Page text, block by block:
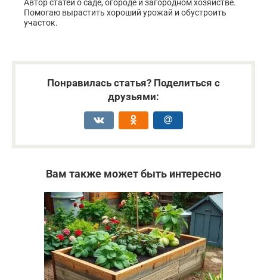
Автор статей о саде, огороде и загородном хозяйстве.
Помогаю вырастить хороший урожай и обустроить
участок.
Понравилась статья? Поделиться с
друзьями:
Вам также может быть интересно